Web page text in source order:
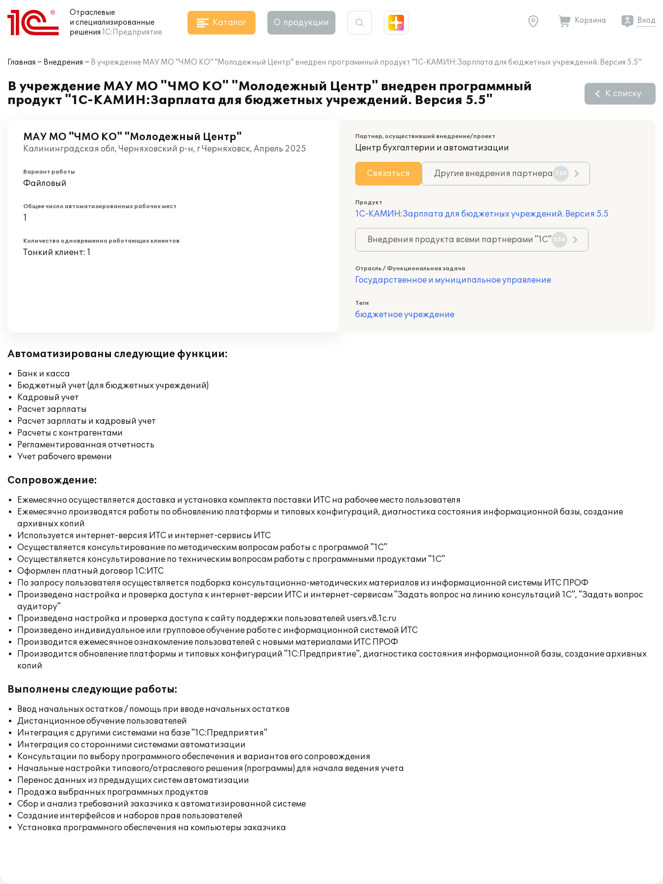
Отраслевые
и специализированные
решения 1С:Предприятие
Каталог О продукции Корзина Вход
Главная Внедрения В учреждение МАУ МО "ЧМО КО" "Молодежный Центр" внедрен программный продукт "1С-КАМИН:Зарплата для бюджетных учреждений. Версия 5.5"
В учреждение МАУ МО "ЧМО КО" "Молодежный Центр" внедрен программный
продукт "1С-КАМИН:Зарплата для бюджетных учреждений. Версия 5.5"
К списку
МАУ МО "ЧМО КО" "Молодежный Центр"
Калининградская обл, Черняховский р-н, г Черняховск, Апрель 2025
Вариант работы
Файловый
Общее число автоматизированных рабочих мест
1
Количество одновременно работающих клиентов
Тонкий клиент: 1
Партнер, осуществивший внедрение/проект
Центр бухгалтерии и автоматизации
Связаться Другие внедрения партнера 230
Продукт
1С-КАМИН:Зарплата для бюджетных учреждений. Версия 5.5
Внедрения продукта всеми партнерами "1С" 550
Отрасль / Функциональная задача
Государственное и муниципальное управление
Теги
бюджетное учреждение
Автоматизированы следующие функции:
Банк и касса
Бюджетный учет (для бюджетных учреждений)
Кадровый учет
Расчет зарплаты
Расчет зарплаты и кадровый учет
Расчеты с контрагентами
Регламентированная отчетность
Учет рабочего времени
Сопровождение:
Ежемесячно осуществляется доставка и установка комплекта поставки ИТС на рабочее место пользователя
Ежемесячно производятся работы по обновлению платформы и типовых конфигураций, диагностика состояния информационной базы, создание
архивных копий
Используется интернет-версия ИТС и интернет-сервисы ИТС
Осуществляется консультирование по методическим вопросам работы с программой "1С"
Осуществляется консультирование по техническим вопросам работы с программными продуктами "1С"
Оформлен платный договор 1С:ИТС
По запросу пользователя осуществляется подборка консультационно-методических материалов из информационной системы ИТС ПРОФ
Произведена настройка и проверка доступа к интернет-версии ИТС и интернет-сервисам "Задать вопрос на линию консультаций 1С", "Задать вопрос
аудитору"
Произведена настройка и проверка доступа к сайту поддержки пользователей users.v8.1c.ru
Произведено индивидуальное или групповое обучение работе с информационной системой ИТС
Производится ежемесячное ознакомление пользователей с новыми материалами ИТС ПРОФ
Производится обновление платформы и типовых конфигураций "1С:Предприятие", диагностика состояния информационной базы, создание архивных
копий
Выполнены следующие работы:
Ввод начальных остатков / помощь при вводе начальных остатков
Дистанционное обучение пользователей
Интеграция с другими системами на базе "1С:Предприятия"
Интеграция со сторонними системами автоматизации
Консультации по выбору программного обеспечения и вариантов его сопровождения
Начальные настройки типового/отраслевого решения (программы) для начала ведения учета
Перенос данных из предыдущих систем автоматизации
Продажа выбранных программных продуктов
Сбор и анализ требований заказчика к автоматизированной системе
Создание интерфейсов и наборов прав пользователей
Установка программного обеспечения на компьютеры заказчика